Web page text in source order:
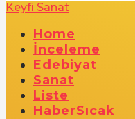
Keyfi Sanat
Home
İnceleme
Edebiyat
Sanat
Liste
HaberSıcak